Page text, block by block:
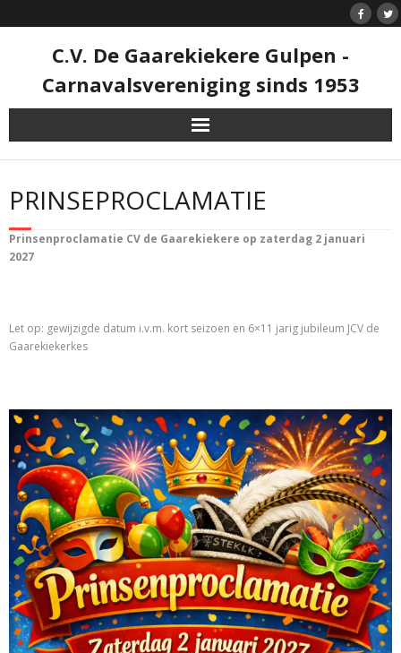
naar
C.V. De Gaarekiekere Gulpen -
Carnavalsvereniging sinds 1953
PRINSEPROCLAMATIE
Prinsenproclamatie CV de Gaarekiekere op zaterdag 2 januari
2027
Let op: gewijzigde datum i.v.m. kort seizoen en 6×11 jarig jubileum JCV de
Gaarekiekerkes